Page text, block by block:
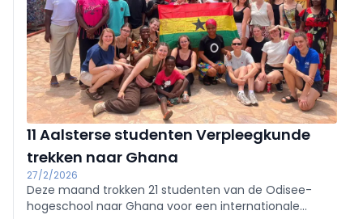
11 Aalsterse studenten Verpleegkunde
trekken naar Ghana
27/2/2026
Deze maand trokken 21 studenten van de Odisee-
hogeschool naar Ghana voor een internationale